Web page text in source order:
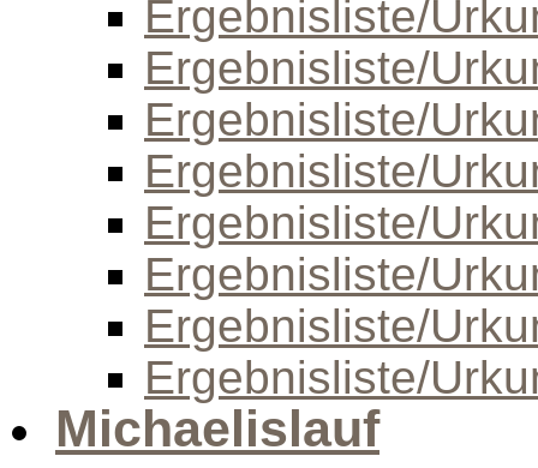
Ergebnisliste/
Ergebnisliste/
Ergebnisliste/
Ergebnisliste/
Ergebnisliste/
Ergebnisliste/
Ergebnisliste/
Ergebnisliste/
Michaelislauf